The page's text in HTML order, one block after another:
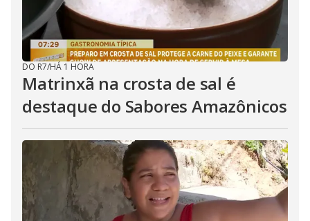
DO R7/HÁ 1 HORA
Matrinxã na crosta de sal é
destaque do Sabores Amazônicos